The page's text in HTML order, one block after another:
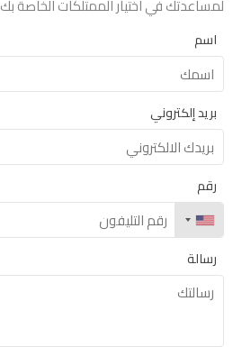
لمساعدتك في اختيار الممتلكات الخاصة بك
اسم
بريد إلكتروني
رقم
رسالة